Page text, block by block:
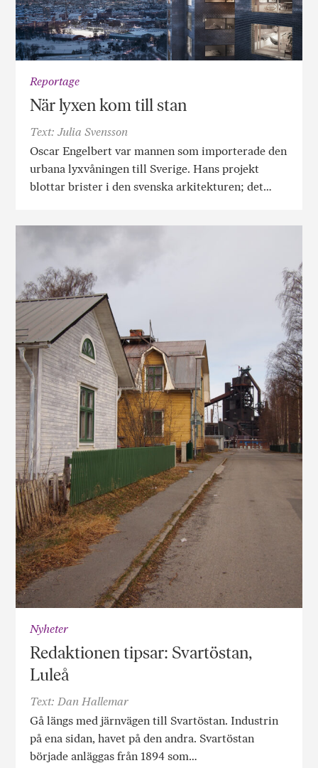
Reportage
När lyxen kom till stan
Text: Julia Svensson
Oscar Engelbert var mannen som importerade den
urbana lyxvåningen till Sverige. Hans projekt
blottar brister i den svenska arkitekturen; det…
Nyheter
Redaktionen tipsar: Svartöstan,
Luleå
Text: Dan Hallemar
Gå längs med järnvägen till Svartöstan. Industrin
på ena sidan, havet på den andra. Svartöstan
började anläggas från 1894 som…